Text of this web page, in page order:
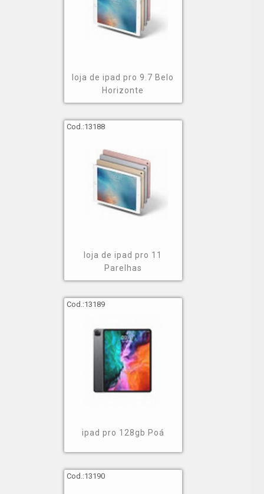
loja de ipad pro 9.7 Belo
Horizonte
Cod.:13188
loja de ipad pro 11
Parelhas
Cod.:13189
ipad pro 128gb Poá
Cod.:13190